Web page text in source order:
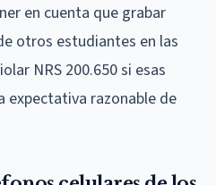
en cuenta que grabar
otros estudiantes en las
NRS 200.650 si esas
expectativa razonable de